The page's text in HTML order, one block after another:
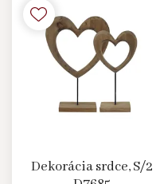
Dekorácia srdce, S/2